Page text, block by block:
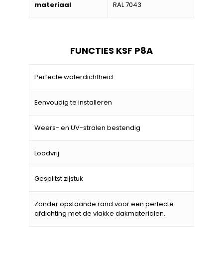
materiaal RAL 7043
FUNCTIES KSF P8A
Perfecte waterdichtheid
Eenvoudig te installeren
Weers- en UV-stralen bestendig
Loodvrij
Gesplitst zijstuk
Zonder opstaande rand voor een perfecte
afdichting met de vlakke dakmaterialen.